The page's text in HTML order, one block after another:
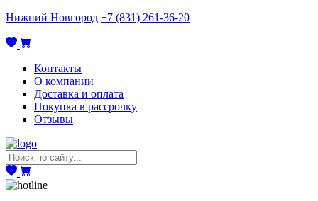
Нижний Новгород +7 (831) 261-36-20
Контакты
О компании
Доставка и оплата
Покупка в рассрочку
Отзывы